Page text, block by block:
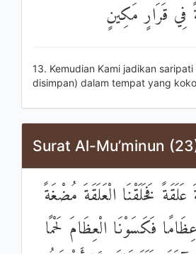
فِي قَرَارٍ مَكِينٍ
13. Kemudian Kami jadikan
disimpan) dalam tempat yang
Surat Al-Mu’minun
عَلَقَةً فَخَلَقْنَا الْعَلَقَةَ مُضْغَةً
فَكَسَوْنَا الْعِظَامَ لَحْمًا